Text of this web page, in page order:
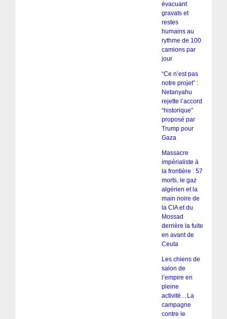
évacuant
gravats et
restes
humains au
rythme de 100
camions par
jour
“Ce n’est pas
notre projet” :
Netanyahu
rejette l’accord
“historique”
proposé par
Trump pour
Gaza
Massacre
impérialiste à
la frontière : 57
morts, le gaz
algérien et la
main noire de
la CIA et du
Mossad
derrière la fuite
en avant de
Ceuta
Les chiens de
salon de
l’empire en
pleine
activité…La
campagne
contre le